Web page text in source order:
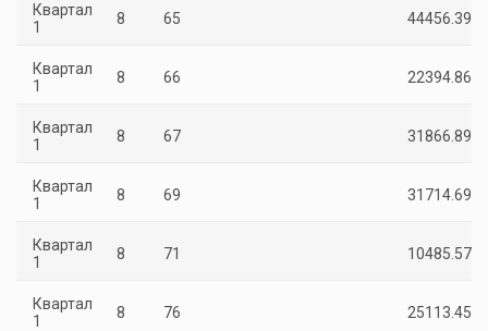
Квартал
1
8 65 44456.39
Квартал
1
8 66 22394.86
Квартал
1
8 67 31866.89
Квартал
1
8 69 31714.69
Квартал
1
8 71 10485.57
Квартал
1
8 76 25113.45